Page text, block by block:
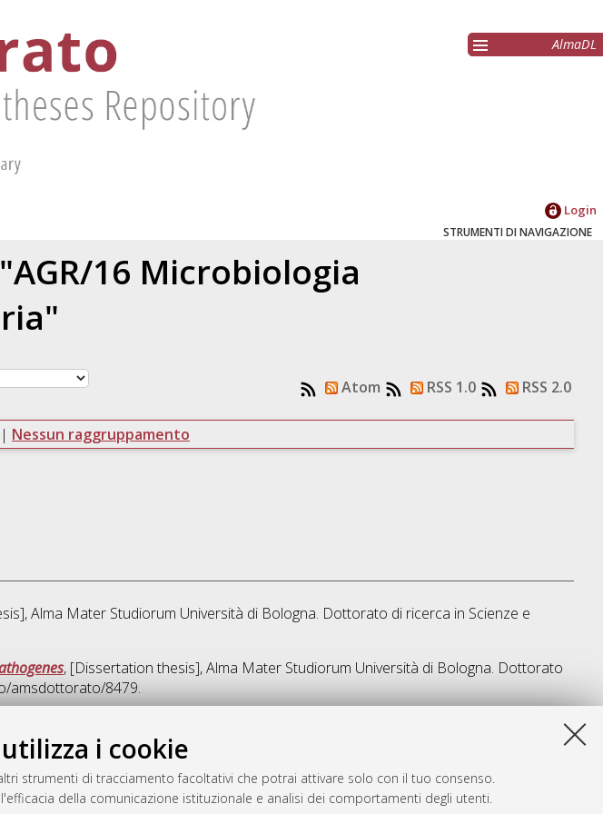
i cookie
strumenti di tracciamento facoltativi che potrai attivare solo con il tuo consenso.
della comunicazione istituzionale e analisi dei comportamenti degli utenti.
AlmaDL
Login
STRUMENTI DI NAVIGAZIONE
16 Microbiologia
Atom RSS 1.0 RSS 2.0
| Nessun raggruppamento
Alma Mater Studiorum Università di Bologna. Dottorato di ricerca in Scienze e
, [Dissertation thesis], Alma Mater Studiorum Università di Bologna. Dottorato
amsdottorato/8479.
Questa lista e' stata generata il Thu Aug 6 20:35:32 2026 CEST.